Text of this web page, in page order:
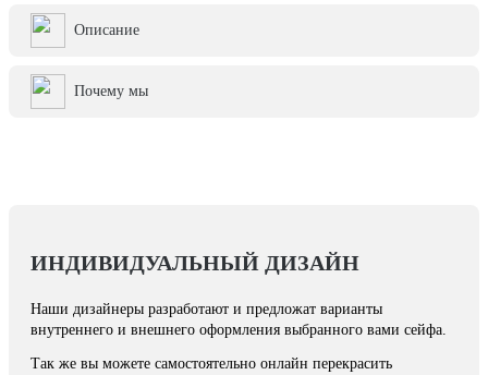
Описание
Почему мы
ИНДИВИДУАЛЬНЫЙ ДИЗАЙН
Наши дизайнеры разработают и предложат варианты
внутреннего и внешнего оформления выбранного вами сейфа.
Так же вы можете самостоятельно онлайн перекрасить